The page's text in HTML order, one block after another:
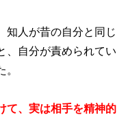
知人が昔の自分と同じ
、自分が責められてい
て、実は相手を精神的